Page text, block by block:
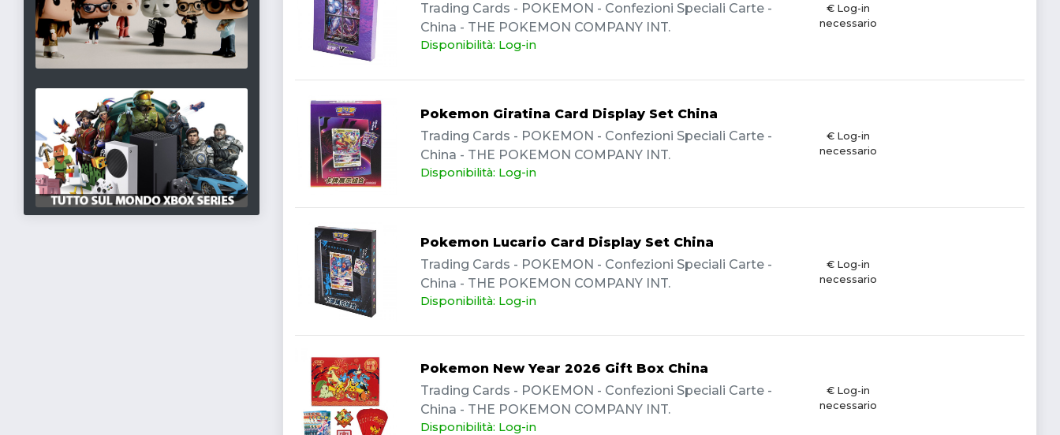
Trading Cards - POKEMON - Confezioni Speciali Carte -
China - THE POKEMON COMPANY INT.
Disponibilità: Log-in
€ Log-in
necessario
Pokemon Giratina Card Display Set China
Trading Cards - POKEMON - Confezioni Speciali Carte -
China - THE POKEMON COMPANY INT.
Disponibilità: Log-in
€ Log-in
necessario
Pokemon Lucario Card Display Set China
Trading Cards - POKEMON - Confezioni Speciali Carte -
China - THE POKEMON COMPANY INT.
Disponibilità: Log-in
€ Log-in
necessario
Pokemon New Year 2026 Gift Box China
Trading Cards - POKEMON - Confezioni Speciali Carte -
China - THE POKEMON COMPANY INT.
Disponibilità: Log-in
€ Log-in
necessario